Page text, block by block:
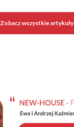
Zobacz wszystkie artykuły